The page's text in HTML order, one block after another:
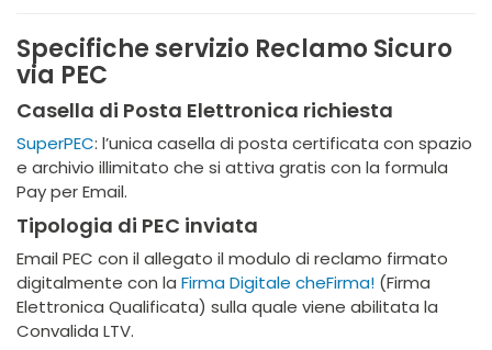
Specifiche servizio Reclamo Sicuro
via PEC
Casella di Posta Elettronica richiesta
SuperPEC: l’unica casella di posta certificata con spazio
e archivio illimitato che si attiva gratis con la formula
Pay per Email.
Tipologia di PEC inviata
Email PEC con il allegato il modulo di reclamo firmato
digitalmente con la Firma Digitale cheFirma! (Firma
Elettronica Qualificata) sulla quale viene abilitata la
Convalida LTV.